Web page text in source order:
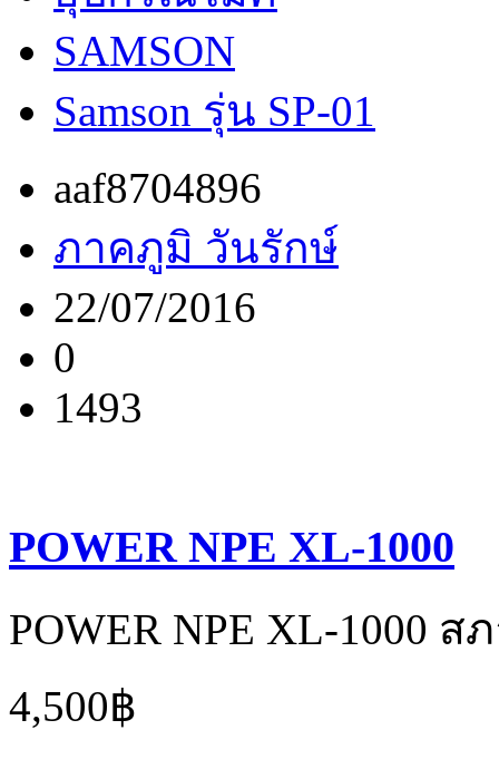
SAMSON
Samson รุ่น SP-01
aaf8704896
ภาคภูมิ วันรักษ์
22/07/2016
0
1493
POWER NPE XL-1000
POWER NPE XL-1000 ส
4,500฿